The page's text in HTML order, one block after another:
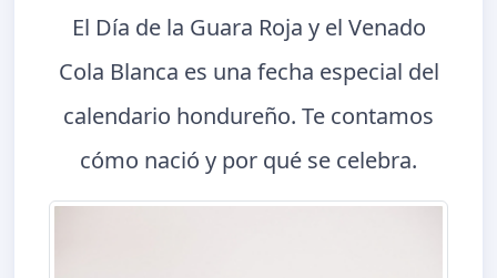
El Día de la Guara Roja y el Venado
Cola Blanca es una fecha especial del
calendario hondureño. Te contamos
cómo nació y por qué se celebra.